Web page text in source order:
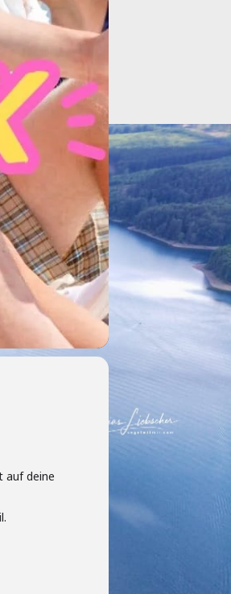
auf deine